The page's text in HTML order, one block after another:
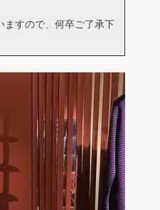
ますので、何卒ご了承下